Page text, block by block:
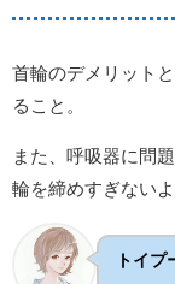
首輪のデメリット
ること。
また、呼吸器に問
輪を締めすぎない
トイ